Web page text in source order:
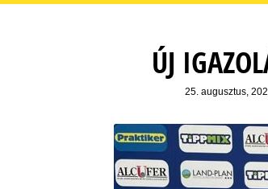
ÚJ
25. augusztus,